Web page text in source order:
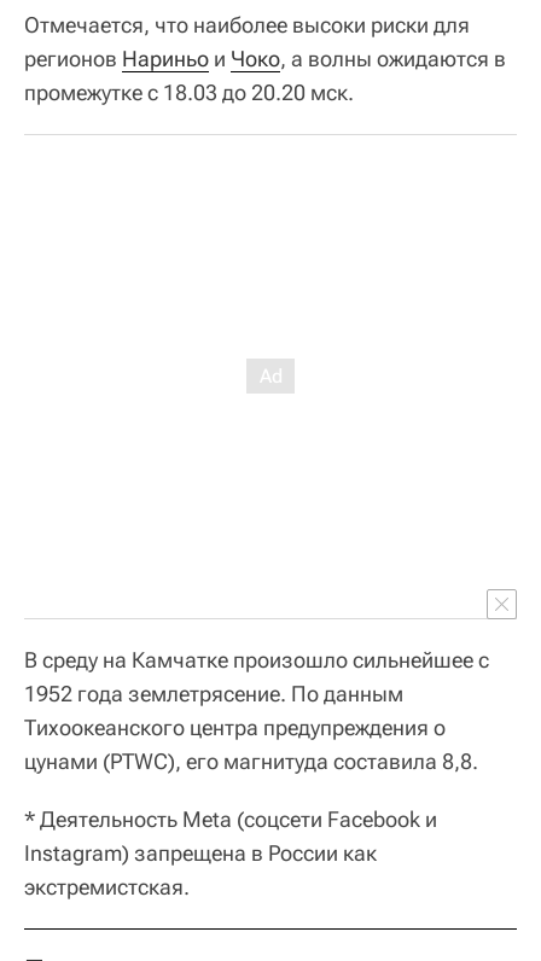
Отмечается, что наиболее высоки риски для
регионов Нариньо и Чоко, а волны ожидаются в
промежутке с 18.03 до 20.20 мск.
В среду на Камчатке произошло сильнейшее с
1952 года землетрясение. По данным
Тихоокеанского центра предупреждения о
цунами (PTWC), его магнитуда составила 8,8.
* Деятельность Meta (соцсети Facebook и
Instagram) запрещена в России как
экстремистская.